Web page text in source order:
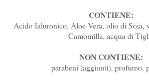
CONTIENE:
Acido Ialuronico, Aloe Vera, olio di Soia,
Camomilla, acqua di
NON CONTIENE:
parabeni (aggiunti), profumo,